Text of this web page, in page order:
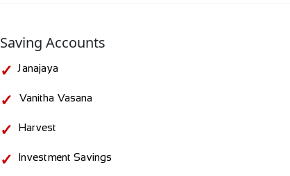
Saving Accounts
Janajaya
Vanitha Vasana
Harvest
Investment Savings